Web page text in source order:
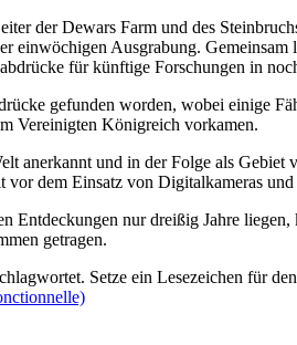
der Dewars Farm und des
einwöchigen Ausgrabung.
für künftige Forschungen in
gefunden worden, wobei einige
Vereinigten Königreich vorkamen.
anerkannt und in der Folge als Gebiet
dem Einsatz von Digitalkameras
Entdeckungen nur dreißig Jahre
getragen.
Setze ein Lesezeichen für den